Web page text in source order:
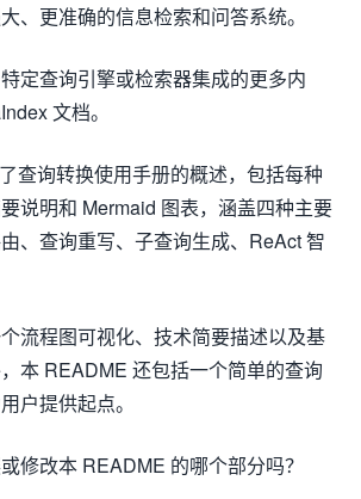
、更准确的信息检索和问答系统。
定查询引擎或检索器集成的更多内
文档。
查询转换使用手册的概述，包括每种
说明和 Mermaid 图表，涵盖四种主要
、查询重写、子查询生成、ReAct 智
流程图可视化、技术简要描述以及基
本 README 还包括一个简单的查询
户提供起点。
修改本 README 的哪个部分吗？